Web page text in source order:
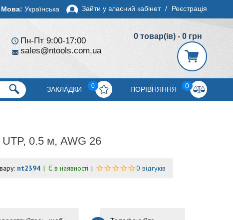
Мова: Українська Зайти у власний кабінет / Реєстрація
Пн-Пт 9:00-17:00
sales@ntools.com.ua
0 товар(ів) - 0 грн
ЗАКЛАДКИ 0 ПОРІВНЯННЯ 0
0.5 м, AWG 26
nt2394 Є в наявності 0 відгуків